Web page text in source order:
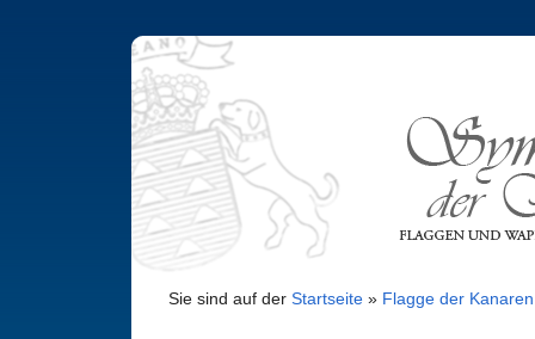
Sie sind auf der Startseite» Flagge der Kanaren